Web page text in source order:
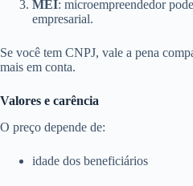
MEI: microempreendedor
empresarial.
Se você tem CNPJ, vale a pena
mais em conta.
Valores e carência
O preço depende de:
idade dos beneficiários